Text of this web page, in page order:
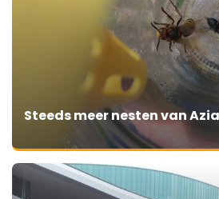
Steeds meer nesten van